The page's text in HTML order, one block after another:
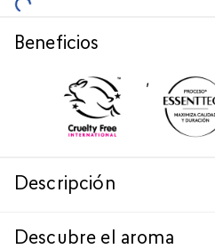
Beneficios
,
Descripción
Descubre el aroma